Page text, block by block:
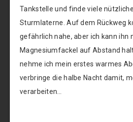
Tankstelle und finde viele
Sturmlaterne. Auf dem Rückweg
gefährlich nahe, aber ich kann ihn
Magnesiumfackel auf Abstand
nehme ich mein erstes warmes
verbringe die halbe Nacht damit,
verarbeiten…